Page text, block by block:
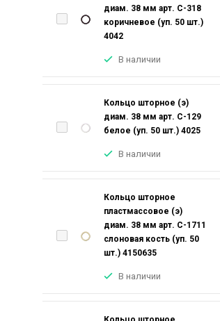
диам. 38 мм арт. С-318
коричневое (уп. 50 шт.)
4042
В наличии
Кольцо шторное (э)
диам. 38 мм арт. С-129
белое (уп. 50 шт.) 4025
В наличии
Кольцо шторное
пластмассовое (э)
диам. 38 мм арт. С-1711
слоновая кость (уп. 50
шт.) 4150635
В наличии